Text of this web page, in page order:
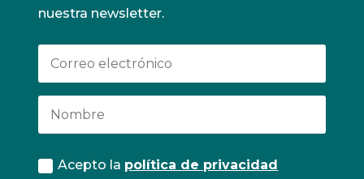
nuestra newsletter.
Acepto la política de privacidad